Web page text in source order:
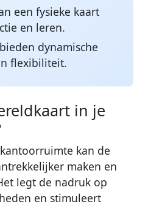
een fysieke kaart
en leren.
dynamische
flexibiliteit.
in je
kan de
maken en
legt de nadruk op
en stimuleert